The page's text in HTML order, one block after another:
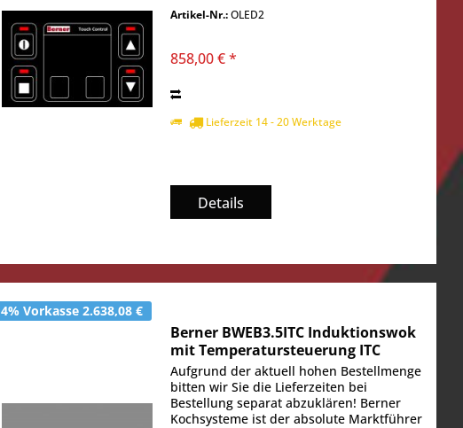
Sensor Tastenfeld. Das TOUCH Paneel
Artikel-Nr.:OLED2
858,00 € *
Lieferzeit 14 - 20 Werktage
Details
4% Vorkasse 2.638,08 €
Berner BWEB3.5ITC Induktionswok
mit Temperatursteuerung ITC
Aufgrund der aktuell hohen Bestellmenge
bitten wir Sie die Lieferzeiten bei
Bestellung separat abzuklären! Berner
Kochsysteme ist der absolute Marktführer